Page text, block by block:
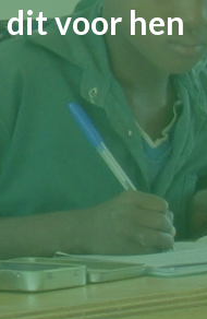
voor hen